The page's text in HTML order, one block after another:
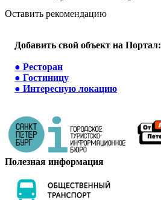
Оставить рекомендацию
Добавить свой объект на Портал:
● Ресторан
● Гостиницу
● Интересную локацию
Полезная информация